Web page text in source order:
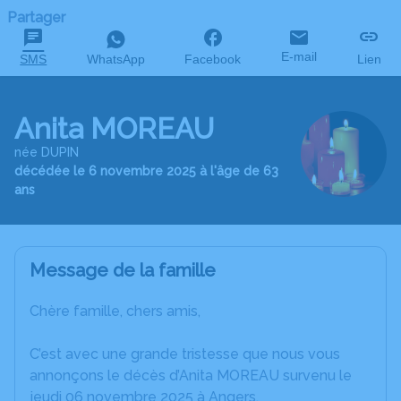
Partager
SMS WhatsApp Facebook E-mail Lien
Anita MOREAU
née DUPIN
décédée le 6 novembre 2025 à l'âge de 63
ans
Message de la famille
Chère famille, chers amis,
C’est avec une grande tristesse que nous vous
annonçons le décès d’Anita MOREAU survenu le
jeudi 06 novembre 2025 à Angers.